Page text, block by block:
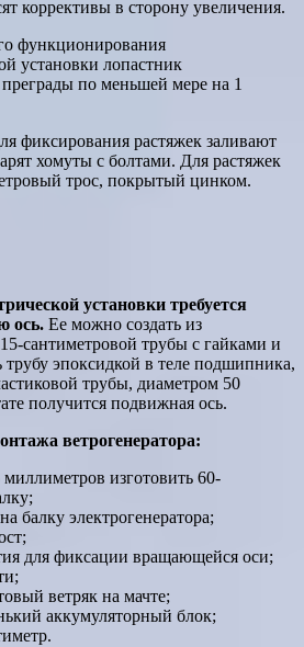
коррективы в сторону увеличения.
функционирования
установки лопастник
по меньшей мере на 1
фиксирования растяжек заливают
хомуты с болтами. Для растяжек
трос, покрытый цинком.
установки требуется
ось. Ее можно создать из
сантиметровой трубы с гайками и
трубу эпоксидкой в теле подшипника,
трубы, диаметром 50
получится подвижная ось.
ветрогенератора:
изготовить 60-
балку электрогенератора;
для фиксации вращающейся оси;
ветряк на мачте;
аккумуляторный блок;